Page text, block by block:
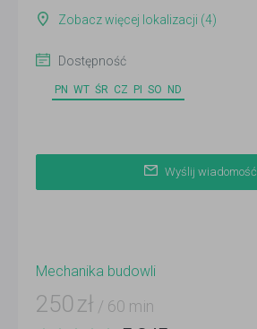
Zobacz więcej lokalizacji (4)
Dostępność
PN WT ŚR CZ PI SO ND
Wyślij wiadomość
Mechanika budowli
250 zł / 60 min